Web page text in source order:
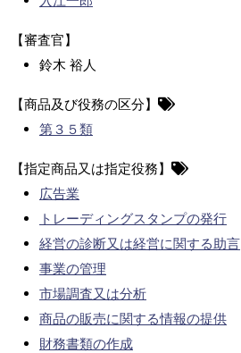
【審査官】
鈴木 裕人
【商品及び役務の区分】
第３５類
【指定商品又は指定役務】
広告業
トレーディングスタンプの発行
経営の診断又は経営に関する助言
事業の管理
市場調査又は分析
商品の販売に関する情報の提供
財務書類の作成